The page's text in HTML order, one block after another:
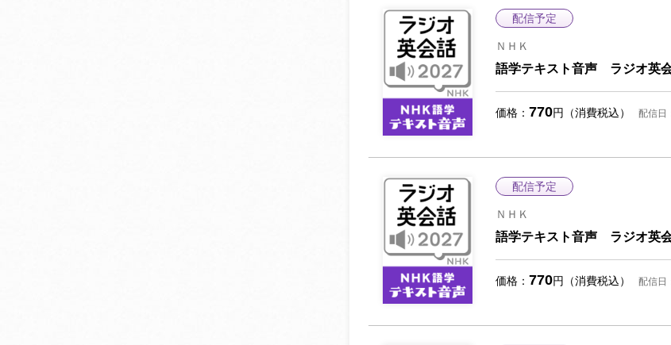
配信予定
ＮＨＫ
語学テキスト音声 ラジオ英
価格： 770円（消費税込） 配信日
配信予定
ＮＨＫ
語学テキスト音声 ラジオ英
価格： 770円（消費税込） 配信日